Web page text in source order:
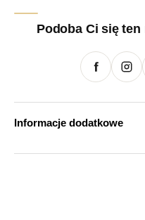
Podoba Ci się
Informacje dodatkowe